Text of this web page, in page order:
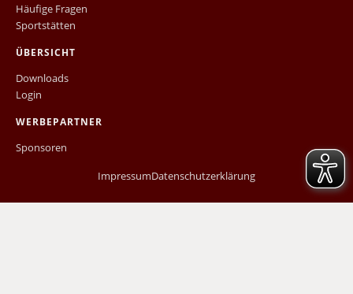
Häufige Fragen
Sportstätten
ÜBERSICHT
Downloads
Login
WERBEPARTNER
Sponsoren
ImpressumDatenschutzerklärung